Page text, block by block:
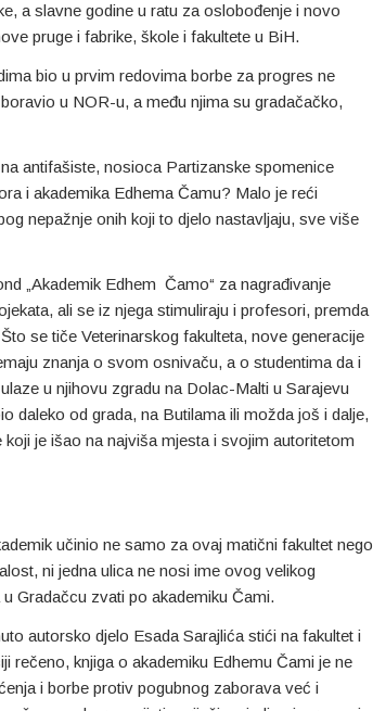
a slavne godine u ratu za oslobođenje i novo
pruge i fabrike, škole i fakultete u BiH.
bio u prvim redovima borbe za progres ne
u NOR-u, a među njima su gradačačko,
antifašiste, nosioca Partizanske spomenice
i akademika Edhema Čamu? Malo je reći
nepažnje onih koji to djelo nastavljaju, sve više
„Akademik Edhem Čamo“ za nagrađivanje
ali se iz njega stimuliraju i profesori, premda
se tiče Veterinarskog fakulteta, nove generacije
znanja o svom osnivaču, a o studentima da i
u njihovu zgradu na Dolac-Malti u Sarajevu
daleko od grada, na Butilama ili možda još i dalje,
je išao na najviša mjesta i svojim autoritetom
učinio ne samo za ovaj matični fakultet nego
ni jedna ulica ne nosi ime ovog velikog
Gradačcu zvati po akademiku Čami.
autorsko djelo Esada Sarajlića stići na fakultet i
rečeno, knjiga o akademiku Edhemu Čami je ne
i borbe protiv pogubnog zaborava već i